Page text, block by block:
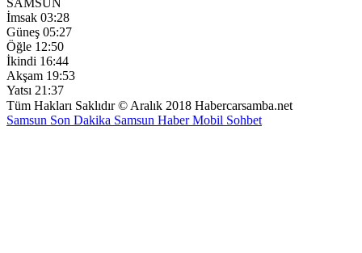
İmsak 03:28
Güneş 05:27
Öğle 12:50
İkindi 16:44
Akşam 19:53
Yatsı 21:37
Tüm Hakları Saklıdır © Aralık 2018 Habercarsamba.net
Samsun Son Dakika Samsun HaberMobil Sohbet